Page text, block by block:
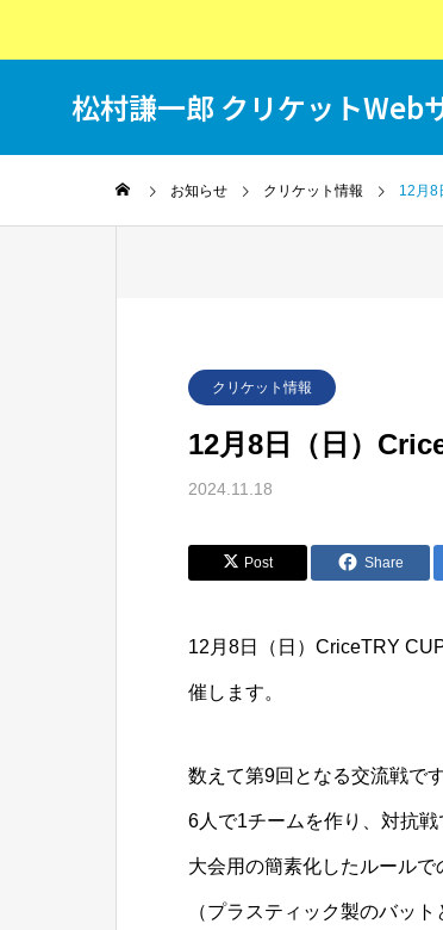
松村謙一郎 クリケットWeb
お知らせ クリケット情報 12月8
クリケット情報
12月8日（日）
2024.11.18
Post Share
12月8日（日）CriceTRY
催します。
数えて第9回となる交流戦です
6人で1チームを作り、対抗戦
大会用の簡素化したルール
（プラスティック製のバッ